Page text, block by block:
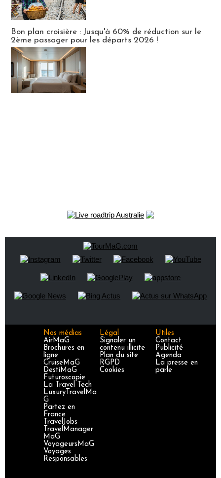
Bon plan croisière : Jusqu'à 60% de réduction sur le
2ème passager pour les départs 2026 !
Nos médias
AirMaG
Brochures en
ligne
CruiseMaG
DestiMaG
Futuroscopie
La Travel Tech
LuxuryTravelMa
G
Partez en
France
TravelJobs
TravelManager
MaG
VoyageursMaG
Voyages
Responsables
Légal
Signaler un
contenu illicite
Plan du site
RGPD
Cookies
Utiles
Contact
Publicité
Agenda
La presse en
parle